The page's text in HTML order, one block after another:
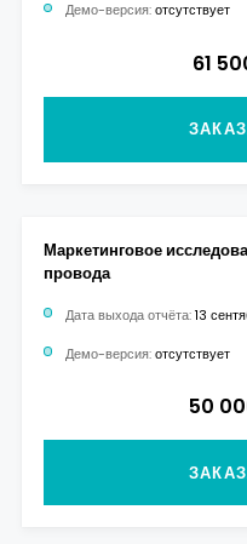
Демо-версия: отсутствует
61
Маркетинговое
провода
Дата выхода отчёта: 13
Демо-версия: отсутствует
50